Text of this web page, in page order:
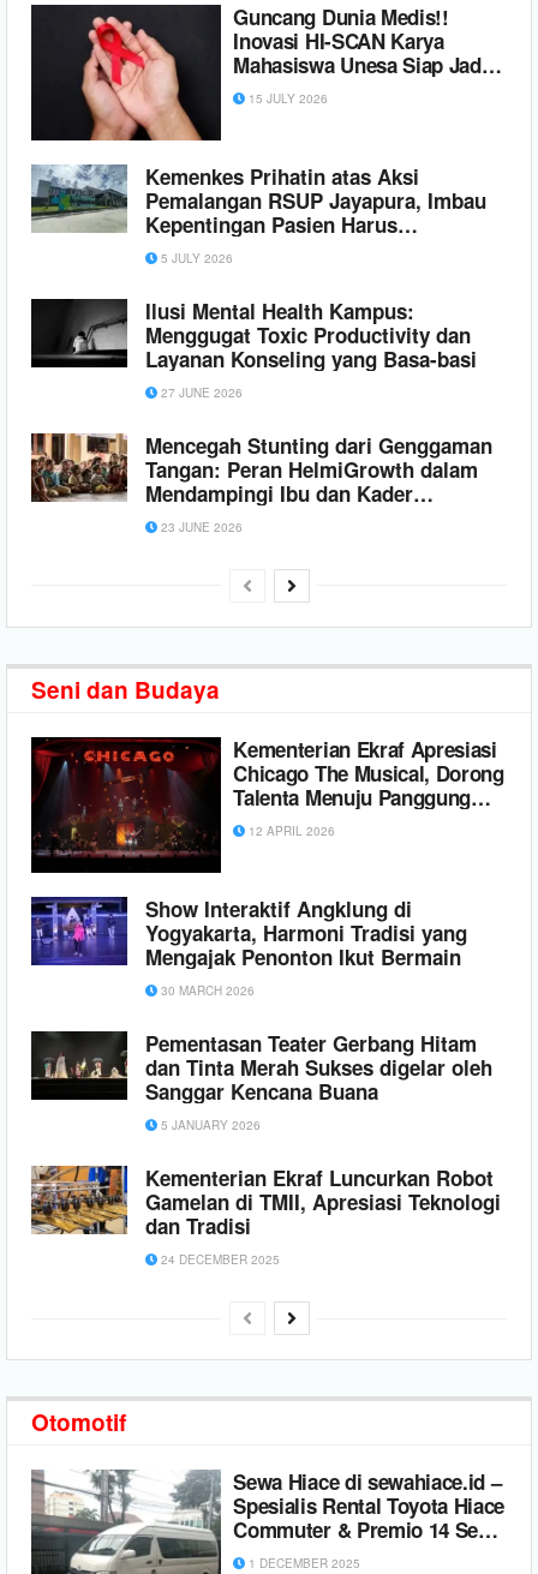
Guncang Dunia Medis!!
Inovasi HI-SCAN Karya
Mahasiswa Unesa Siap Jadi
Senjata Pamungkas
Indonesia Bebas HIV 2030
15 JULY 2026
Kemenkes Prihatin atas Aksi
Pemalangan RSUP Jayapura, Imbau
Kepentingan Pasien Harus
Diutamakan
5 JULY 2026
Ilusi Mental Health Kampus:
Menggugat Toxic Productivity dan
Layanan Konseling yang Basa-basi
27 JUNE 2026
Mencegah Stunting dari Genggaman
Tangan: Peran HelmiGrowth dalam
Mendampingi Ibu dan Kader
Posyandu
23 JUNE 2026
Seni dan Budaya
Kementerian Ekraf Apresiasi
Chicago The Musical, Dorong
Talenta Menuju Panggung
Global
12 APRIL 2026
Show Interaktif Angklung di
Yogyakarta, Harmoni Tradisi yang
Mengajak Penonton Ikut Bermain
30 MARCH 2026
Pementasan Teater Gerbang Hitam
dan Tinta Merah Sukses digelar oleh
Sanggar Kencana Buana
5 JANUARY 2026
Kementerian Ekraf Luncurkan Robot
Gamelan di TMII, Apresiasi Teknologi
dan Tradisi
24 DECEMBER 2025
Otomotif
Sewa Hiace di sewahiace.id –
Spesialis Rental Toyota Hiace
Commuter & Premio 14 Seats
Terpercaya
1 DECEMBER 2025